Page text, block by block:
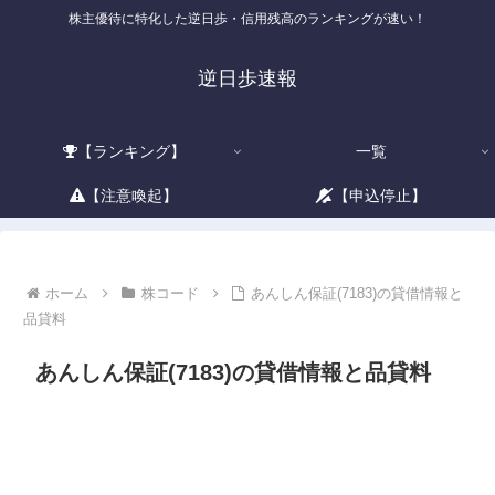
株主優待に特化した逆日歩・信用残高のランキングが速い！
逆日歩速報
【ランキング】 一覧
【注意喚起】 【申込停止】
ホーム 株コード
あんしん保証(7183)の貸借情報と
品貸料
あんしん保証(7183)の貸借情報と品貸料